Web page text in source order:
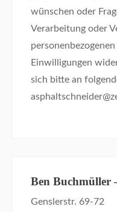
wünschen oder
Verarbeitung oder
Einwilligungen
sich bitte an
Ben Buchmüller
Genslerstr. 69-72